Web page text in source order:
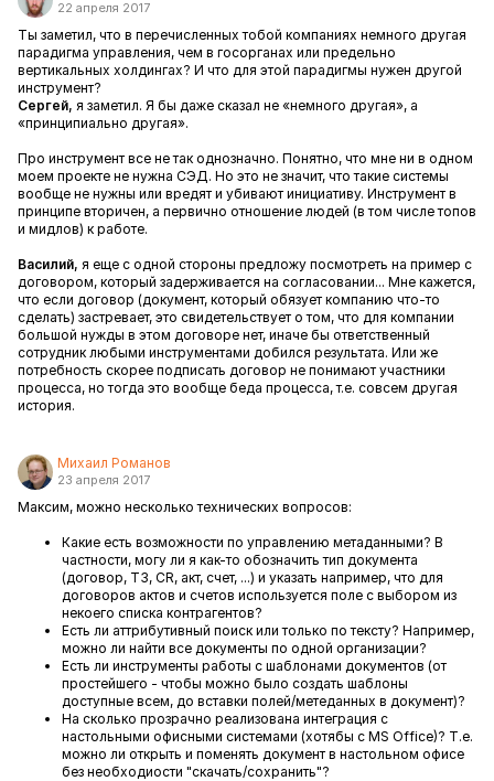
22 апреля 2017
Ты заметил, что в перечисленных тобой компаниях немного другая
парадигма управления, чем в госорганах или предельно
вертикальных холдингах? И что для этой парадигмы нужен другой
инструмент?
Сергей, я заметил. Я бы даже сказал не «немного другая», а
«принципиально другая».
Про инструмент все не так однозначно. Понятно, что мне ни в одном
моем проекте не нужна СЭД. Но это не значит, что такие системы
вообще не нужны или вредят и убивают инициативу. Инструмент в
принципе вторичен, а первично отношение людей (в том числе топов
и мидлов) к работе.
Василий, я еще с одной стороны предложу посмотреть на пример с
договором, который задерживается на согласовании... Мне кажется,
что если договор (документ, который обязует компанию что-то
сделать) застревает, это свидетельствует о том, что для компании
большой нужды в этом договоре нет, иначе бы ответственный
сотрудник любыми инструментами добился результата. Или же
потребность скорее подписать договор не понимают участники
процесса, но тогда это вообще беда процесса, т.е. совсем другая
история.
Михаил Романов
23 апреля 2017
Максим, можно несколько технических вопросов:
Какие есть возможности по управлению метаданными? В
частности, могу ли я как-то обозначить тип документа
(договор, ТЗ, CR, акт, счет, ...) и указать например, что для
договоров актов и счетов используется поле с выбором из
некоего списка контрагентов?
Есть ли аттрибутивный поиск или только по тексту? Например,
можно ли найти все документы по одной организации?
Есть ли инструменты работы с шаблонами документов (от
простейшего - чтобы можно было создать шаблоны
доступные всем, до вставки полей/метеданных в документ)?
На сколько прозрачно реализована интеграция с
настольными офисными системами (хотябы с MS Office)? Т.е.
можно ли открыть и поменять документ в настольном офисе
без необходиости "скачать/сохранить"?